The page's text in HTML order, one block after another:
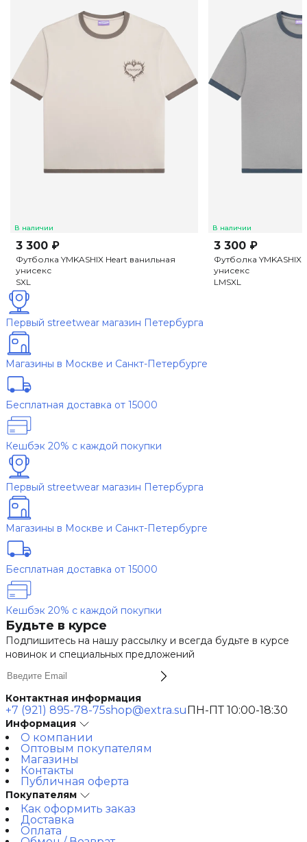
В наличии
3 300 ₽
Футболка YMKASHIX Heart ванильная
унисекс
SXL
В наличии
3 300 ₽
Футболка
унисекс
L MSXL
Первый streetwear магазин Петербурга
Магазины в Москве и Санкт-Петербурге
Бесплатная доставка от 15000
Кешбэк 20% с каждой покупки
Первый streetwear магазин Петербурга
Магазины в Москве и Санкт-Петербурге
Бесплатная доставка от 15000
Кешбэк 20% с каждой покупки
Будьте в курсе
Подпишитесь на нашу рассылку и всегда будьте в курсе
новинок и специальных предложений
Контактная информация
+7 (921) 895-78-75shop@extra.suПН-ПТ 10:00-18:30
Информация
О компании
Оптовым покупателям
Магазины
Контакты
Публичная оферта
Покупателям
Как оформить заказ
Доставка
Оплата